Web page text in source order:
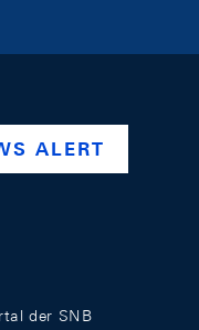
company/swiss-
ALERT
der SNB